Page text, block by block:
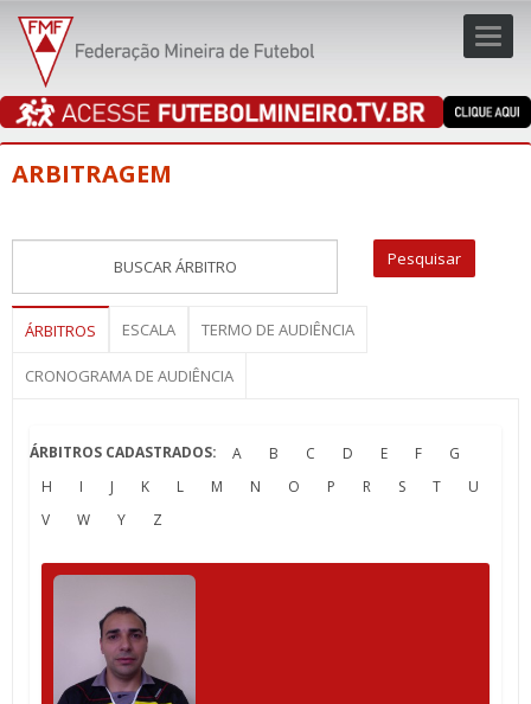
ARBITRAGEM
ÁRBITROS ESCALA TERMO DE AUDIÊNCIA
CRONOGRAMA DE AUDIÊNCIA
ÁRBITROS CADASTRADOS: A B C D E F
G
H
I J K L M N O P R S T
U
V
W Y Z